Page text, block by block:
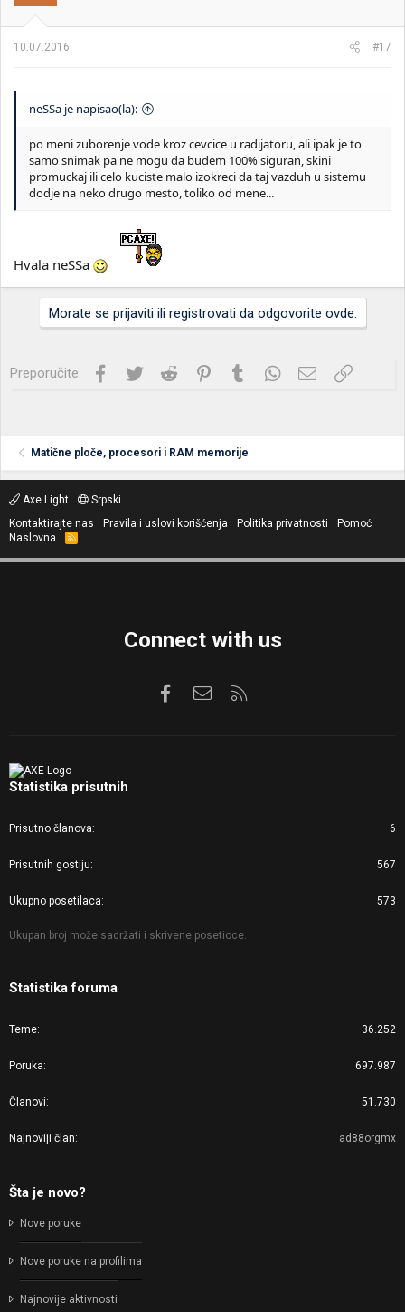
10.07.2016. #17
neSSa je napisao(la):
po meni zuborenje vode kroz cevcice u radijatoru, ali ipak je to
samo snimak pa ne mogu da budem 100% siguran, skini
promuckaj ili celo kuciste malo izokreci da taj vazduh u sistemu
dodje na neko drugo mesto, toliko od mene...
Hvala neSSa
Morate se prijaviti ili registrovati da odgovorite ovde.
Preporučite: Facebook
Twitter Reddit PinterestTumblrWhatsApp
Imejl Link
Matične ploče, procesori i RAM memorije
Axe Light
Srpski
Kontaktirajte nas
Pravila i uslovi korišćenja Politika privatnosti
Pomoć
Naslovna
R
S
Connect with us
FacebookKontaktirajte nas
Statistika prisutnih
Prisutno članova 6
Prisutnih gostiju 567
Ukupno posetilaca 573
Ukupan broj može sadržati i skrivene posetioce.
Statistika foruma
Teme 36.252
Poruka 697.987
Članovi 51.730
Najnoviji član ad88orgmx
Šta je novo?
Nove poruke
Nove poruke na profilima
Najnovije aktivnosti